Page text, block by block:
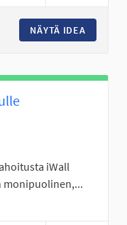
NÄYTÄ IDEA
iWall
monipuolinen,...
Seinäjoki